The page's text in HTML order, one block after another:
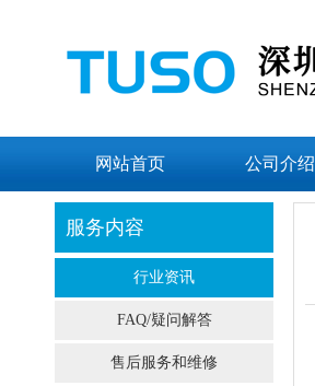
网站首页 公司介绍
服务内容
行业资讯
FAQ/疑问解答
售后服务和维修